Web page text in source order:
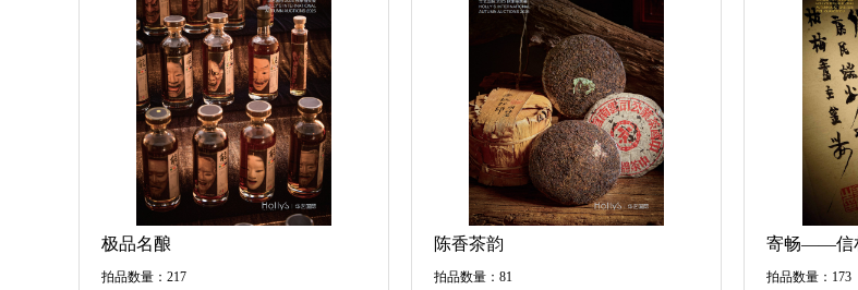
极品名酿
拍品数量：217
陈香茶韵
拍品数量：81
寄畅——信
拍品数量：173